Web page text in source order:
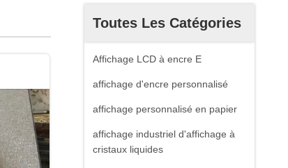
Toutes Les Catégories
Affichage LCD à encre E
affichage d'encre personnalisé
affichage personnalisé en papier
affichage industriel d'affichage à
cristaux liquides